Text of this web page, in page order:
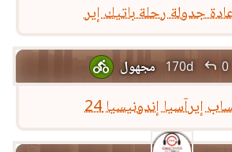
جدولة رحلة باتيك إير
 مجهول 170d  0
إيرآسيا إندونيسيا 24